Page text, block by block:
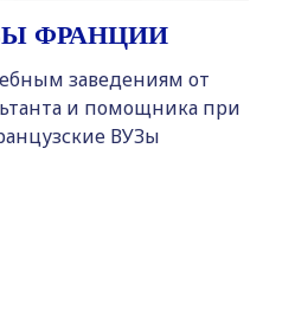
ФРАНЦИИ
заведениям от
и помощника при
ВУЗы